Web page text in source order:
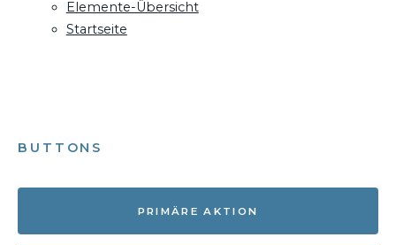
Elemente-Übersicht
Startseite
BUTTONS
PRIMÄRE AKTION